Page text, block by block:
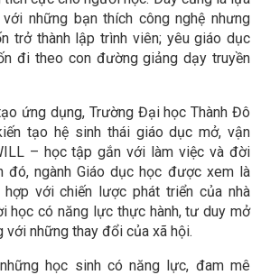
những bạn thích công nghệ nhưng
trở thành lập trình viên; yêu giáo dục
đi theo con đường giảng dạy truyền
ứng dụng, Trường Đại học Thành Đô
tạo hệ sinh thái giáo dục mở, vận
– học tập gắn với làm việc và đời
đó, ngành Giáo dục học được xem là
với chiến lược phát triển của nhà
học có năng lực thực hành, tư duy mở
với những thay đổi của xã hội.
học sinh có năng lực, đam mê